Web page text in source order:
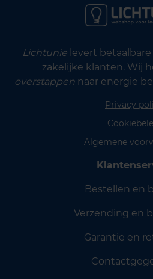
Lichtunielevert betaalbare
zakelijke klanten. Wij
overstappen naar energie
Privacy
Algemene
Bestellen en
Verzending en
Garantie en